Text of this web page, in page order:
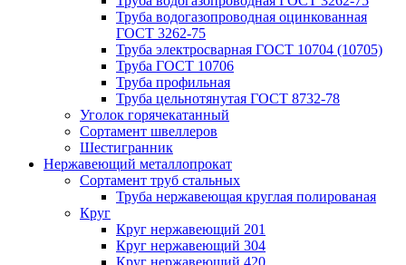
Труба водогазопроводная оцинкованная
ГОСТ 3262-75
Труба электросварная ГОСТ 10704 (10705)
Труба ГОСТ 10706
Труба профильная
Труба цельнотянутая ГОСТ 8732-78
Уголок горячекатанный
Сортамент швеллеров
Шестигранник
Нержавеющий металлопрокат
Сортамент труб стальных
Труба нержавеющая круглая полированая
Круг
Круг нержавеющий 201
Круг нержавеющий 304
Круг нержавеющий 420